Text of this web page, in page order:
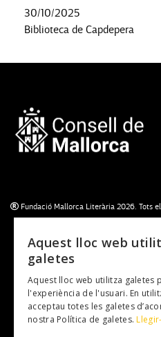
30/10/2025
Biblioteca de Capdepera
Fundació Mallorca Literària 2026. Tots
Aquest lloc web
galetes
Aquest lloc web utilitza galetes
l'experiència de l'usuari. En
acceptau totes les galetes
nostra Política de galetes.